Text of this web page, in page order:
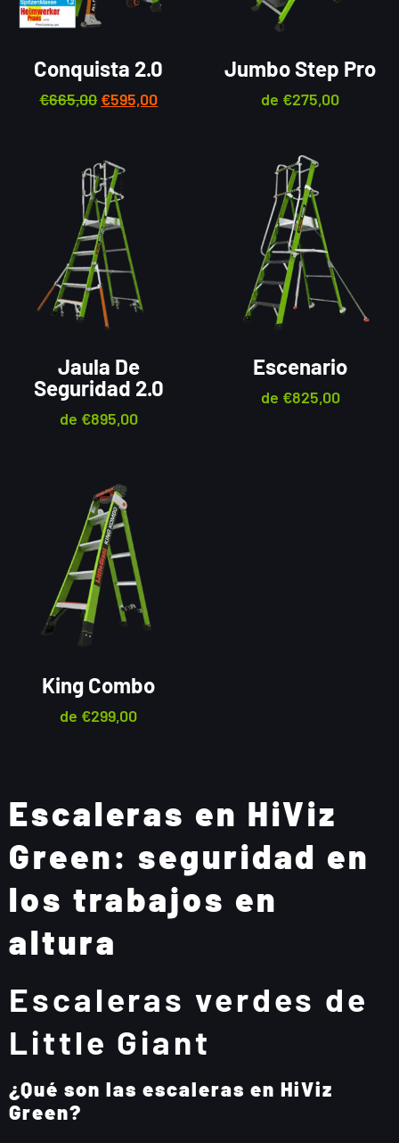
Conquista 2.0
€665,00 €595,00
Jumbo Step Pro
de €275,00
Jaula De
Seguridad 2.0
de €895,00
Escenario
de €825,00
King Combo
de €299,00
Escaleras en HiViz
Green: seguridad en
los trabajos en
altura
Escaleras verdes de
Little Giant
¿Qué son las escaleras en HiViz
Green?